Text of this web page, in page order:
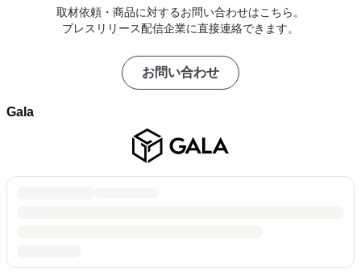
取材依頼・商品に対するお問い合わせはこちら。
プレスリリース配信企業に直接連絡できます。
お問い合わせ
Gala